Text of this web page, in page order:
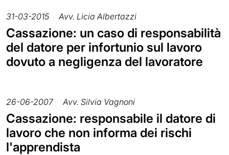
31-03-2015 Avv. Licia Albertazzi
Cassazione: un caso di responsabilità
del datore per infortunio sul lavoro
dovuto a negligenza del lavoratore
26-06-2007 Avv. Silvia Vagnoni
Cassazione: responsabile il datore di
lavoro che non informa dei rischi
l'apprendista